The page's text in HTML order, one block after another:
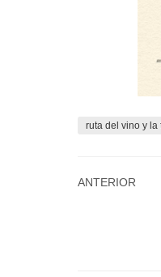
ruta del vino y la
ANTERIOR